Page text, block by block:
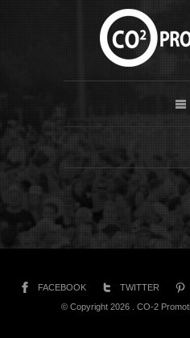
FACEBOOK TWITTER
© Copyright 2026 . CO-2